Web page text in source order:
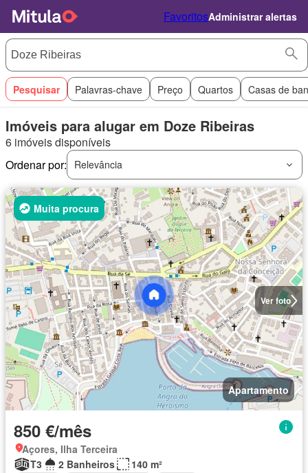
FavoritosAdministrar alertas
Pesquisar Palavras-chave Preço Quartos Casas de
Imóveis para alugar em Doze Ribeiras
6 imóveis disponíveis
Ordenar por:
Relevância
Ver foto
Muita procura
Apartamento
850 €/mês
Açores, Ilha Terceira
T3
2 Banheiros
140 m²